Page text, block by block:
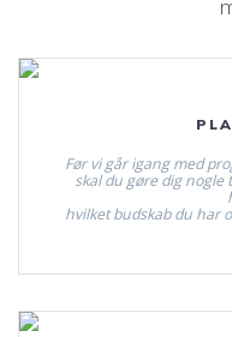
Før vi går igang med
skal du gøre dig nogle
hvilket budskab du har